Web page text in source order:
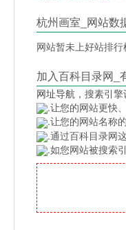
杭州画室_网站数
网站暂未上好站排行
加入百科目录网_
网址导航 ，搜素引
.让您的网站更快
.让您的网站名称
.通过百科目录网
.如您网站被搜索